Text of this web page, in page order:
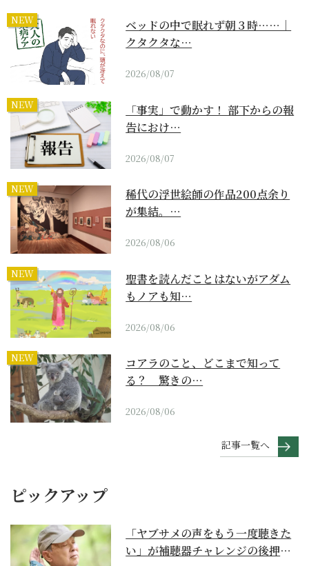
NEW
ベッドの中で眠れず朝３時……｜
クタクタな…
2026/08/07
NEW
「事実」で動かす！ 部下からの報
告におけ…
2026/08/07
NEW
稀代の浮世絵師の作品200点余り
が集結。…
2026/08/06
NEW
聖書を読んだことはないがアダム
もノアも知…
2026/08/06
NEW
コアラのこと、どこまで知って
る？ 驚きの…
2026/08/06
記事一覧へ
ピックアップ
「ヤブサメの声をもう一度聴きた
い」が補聴器チャレンジの後押し